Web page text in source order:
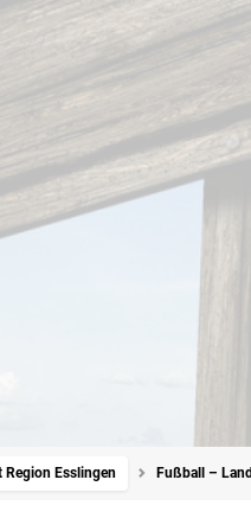
Region Esslingen Fußball –